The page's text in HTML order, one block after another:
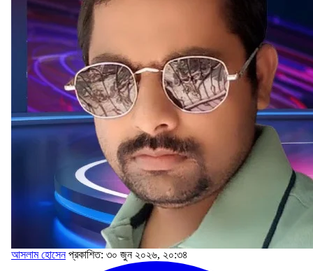
আসলাম হোসেন প্রকাশিত: ৩০ জুন ২০২৬, ২০:৩৪